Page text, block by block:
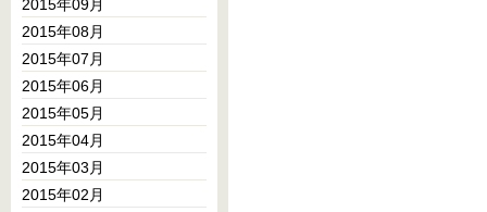
2015年09月
2015年08月
2015年07月
2015年06月
2015年05月
2015年04月
2015年03月
2015年02月